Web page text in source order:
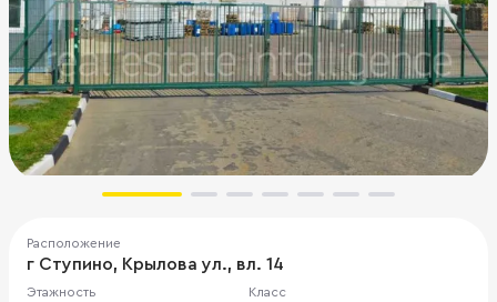
Расположение
г Ступино, Крылова ул., вл. 14
Этажность Класс